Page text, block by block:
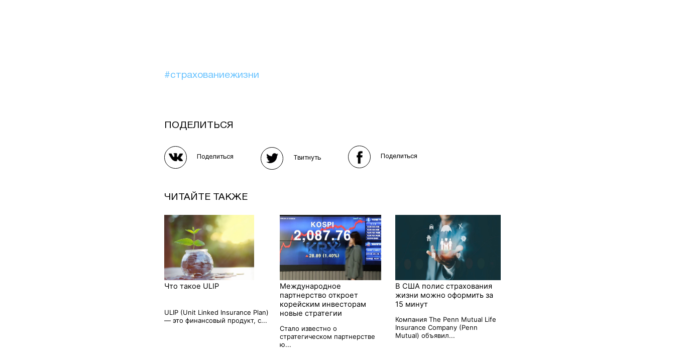
#страхованиежизни
ПОДЕЛИТЬСЯ
Поделиться Твитнуть Поделиться
ЧИТАЙТЕ ТАКЖЕ
Что такое ULIP
ULIP (Unit Linked Insurance Plan)
— это финансовый продукт, с...
Международное
партнерство откроет
корейским инвесторам
новые стратегии
Стало известно о
стратегическом партнерстве
ю...
В США полис страхования
жизни можно оформить за
15 минут
Компания The Penn Mutual Life
Insurance Company (Penn
Mutual) объявил...